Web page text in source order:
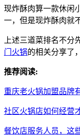
现炸酥肉算一款休闲
一，但是现炸酥肉就
上述三道菜排名不分
门火锅的相关分享了
推荐阅读:
重庆老火锅加盟品牌
社区火锅店如何经营
餐饮店服务人员，这